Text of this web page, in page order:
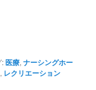
:医療,ナーシングホー
, レクリエーション